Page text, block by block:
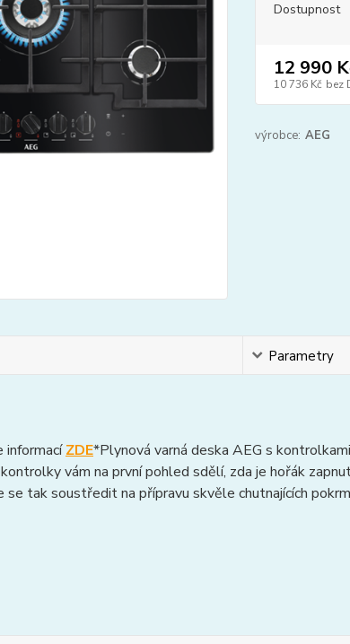
Dostupnost
12 990
10 736 Kč bez
výrobce: AEG
Parametry
informacíZDE*Plynová varná deska AEG s
vám na první pohled sdělí, zda je hořák
tak soustředit na přípravu skvěle chutnajících